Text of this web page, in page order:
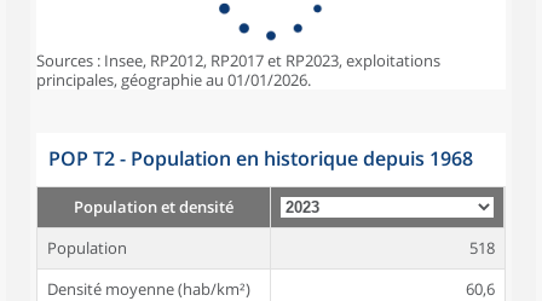
Sources : Insee, RP2012, RP2017 et RP2023, exploitations
principales, géographie au 01/01/2026.
POP T2 - Population en historique depuis 1968
Population et densité
Population
518
Densité moyenne (hab/km²)
60,6